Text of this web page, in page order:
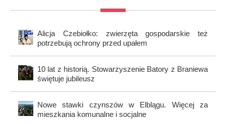
Alicja Czebiołko: zwierzęta gospodarskie też
potrzebują ochrony przed upałem
10 lat z historią. Stowarzyszenie Batory z Braniewa
świętuje jubileusz
Nowe stawki czynszów w Elblągu. Więcej za
mieszkania komunalne i socjalne